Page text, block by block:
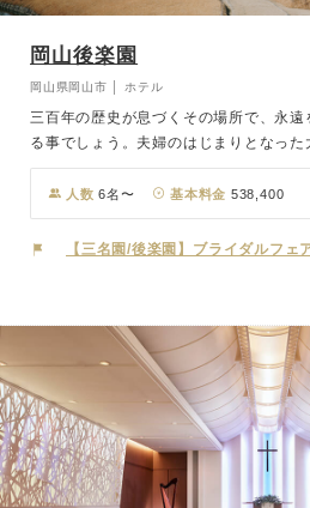
岡山後楽園
岡山県岡山市 │ ホテル
三百年の歴史が息づくその場所で、永
る事でしょう。夫婦のはじまりとなった
続いていくのも、歴史ある場所だから
勝 岡山後楽園」で、古きより伝わる美
ます。後楽園亭舎内にての神前式、和
ーション撮影、挙式後のご会食をご案内
人数 6名〜 基本料金 538,400
【三名園/後楽園】ブライダルフェ